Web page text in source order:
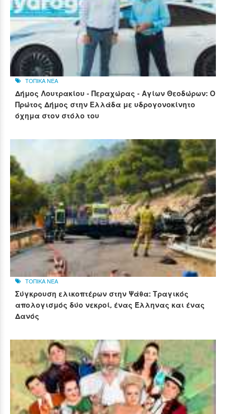
ΤΟΠΙΚΑ ΝΕΑ
Δήμος Λουτρακίου - Περαχώρας - Αγίων Θεοδώρων: Ο
Πρώτος Δήμος στην Ελλάδα με υδρογονοκίνητο
όχημα στον στόλο του
ΤΟΠΙΚΑ ΝΕΑ
Σύγκρουση ελικοπτέρων στην Ψάθα: Τραγικός
απολογισμός δύο νεκροί, ένας Έλληνας και ένας
Δανός